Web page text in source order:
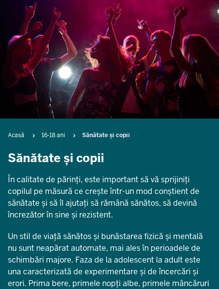
Breadcrumb
Acasă 16-18 ani Sănătate și copii
Sănătate și copii
În calitate de părinți, este important să vă sprijiniți
copilul pe măsură ce crește într-un mod conștient de
sănătate și să îl ajutați să rămână sănătos, să devină
încrezător în sine și rezistent.
Un stil de viață sănătos și bunăstarea fizică și mentală
nu sunt neapărat automate, mai ales în perioadele de
schimbări majore. Faza de la adolescent la adult este
una caracterizată de experimentare și de încercări și
erori. Prima bere, primele nopți albe, primele mâncăruri